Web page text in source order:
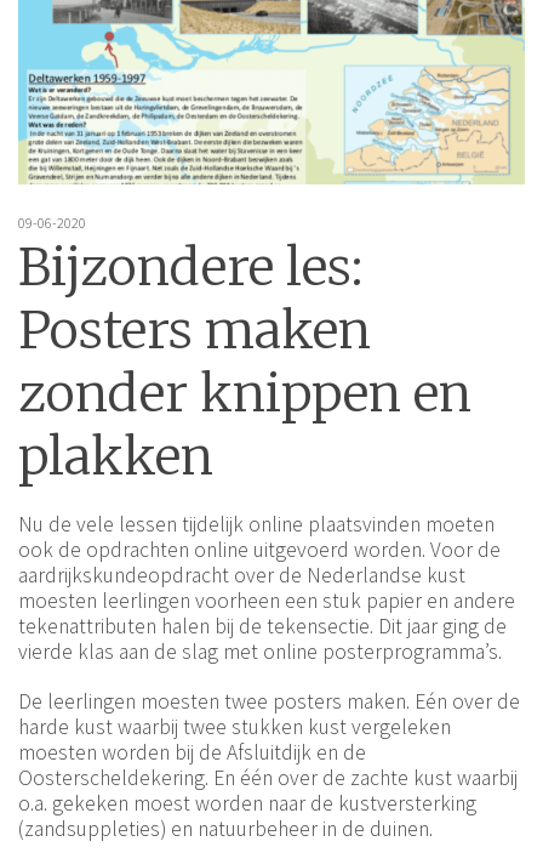
09-06-2020
Bijzondere les:
Posters maken
zonder knippen en
plakken
Nu de vele lessen tijdelijk online plaatsvinden moeten
ook de opdrachten online uitgevoerd worden. Voor de
aardrijkskundeopdracht over de Nederlandse kust
moesten leerlingen voorheen een stuk papier en andere
tekenattributen halen bij de tekensectie. Dit jaar ging de
vierde klas aan de slag met online posterprogramma’s.
De leerlingen moesten twee posters maken. Eén over de
harde kust waarbij twee stukken kust vergeleken
moesten worden bij de Afsluitdijk en de
Oosterscheldekering. En één over de zachte kust waarbij
o.a. gekeken moest worden naar de kustversterking
(zandsuppleties) en natuurbeheer in de duinen.